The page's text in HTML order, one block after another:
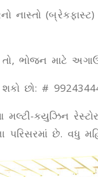
નાસ્તો
ભોજન માટે
છો: #
ક્યુઝિન
છે. વધુ